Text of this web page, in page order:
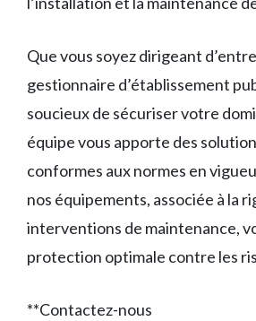
Que vous soyez dirigeant
gestionnaire d’établissement
soucieux de sécuriser votre
équipe vous apporte des
conformes aux normes en
nos équipements, associée à la
interventions de maintenance,
protection optimale contre les
**Contactez-nous